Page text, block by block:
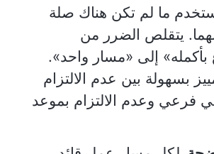
ما لم تكن هناك صلة
يتقلص الضرر من
إلى «مسار واحد».
بسهولة بين عدم الالتزام
فرعي وعدم الالتزام بموعد